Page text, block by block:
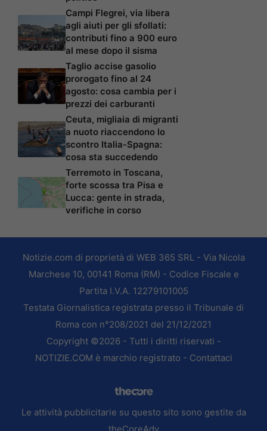
Campi Flegrei, via libera
agli aiuti per gli sfollati:
contributi fino a 900 euro
al mese dopo il sisma
Taglio accise gasolio
prorogato fino al 24
agosto: cosa cambia per i
prezzi dei carburanti
Ceuta, migliaia di migranti
a nuoto riaccendono lo
scontro Italia-Spagna:
cosa sta succedendo
Terremoto in Toscana,
forte scossa tra Pisa e
Lucca: gente in strada,
verifiche in corso
Notizie.com di proprietà di WEB 365 SRL - Via Nicola
Marchese 10, 00141 Roma (RM) - Codice Fiscale e
Partita I.V.A. 12279101005
Testata Giornalistica registrata presso il Tribunale di
Roma con n°208/2021 del 21/12/2021
Copyright ©2026 - Tutti i diritti riservati -
NOTIZIE.COM è marchio registrato - Contattaci
Le attività pubblicitarie su questo sito sono gestite da
theCoreAdv